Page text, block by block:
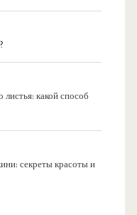
какой способ
секреты красоты и